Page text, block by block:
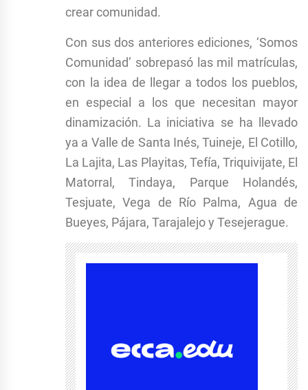
crear comunidad.
Con sus dos anteriores ediciones, ‘Somos
Comunidad’ sobrepasó las mil matrículas,
con la idea de llegar a todos los pueblos,
en especial a los que necesitan mayor
dinamización. La iniciativa se ha llevado
ya a Valle de Santa Inés, Tuineje, El Cotillo,
La Lajita, Las Playitas, Tefía, Triquivijate, El
Matorral, Tindaya, Parque Holandés,
Tesjuate, Vega de Río Palma, Agua de
Bueyes, Pájara, Tarajalejo y Tesejerague.